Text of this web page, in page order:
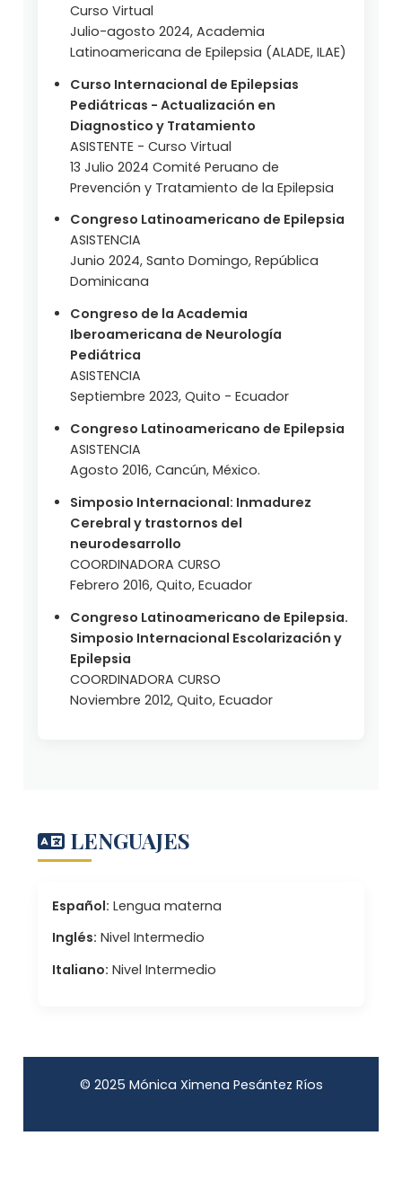
Curso Virtual
Julio-agosto 2024, Academia
Latinoamericana de Epilepsia (ALADE, ILAE)
Curso Internacional de Epilepsias
Pediátricas - Actualización en
Diagnostico y Tratamiento
ASISTENTE - Curso Virtual
13 Julio 2024 Comité Peruano de
Prevención y Tratamiento de la Epilepsia
Congreso Latinoamericano de Epilepsia
ASISTENCIA
Junio 2024, Santo Domingo, República
Dominicana
Congreso de la Academia
Iberoamericana de Neurología
Pediátrica
ASISTENCIA
Septiembre 2023, Quito - Ecuador
Congreso Latinoamericano de Epilepsia
ASISTENCIA
Agosto 2016, Cancún, México.
Simposio Internacional: Inmadurez
Cerebral y trastornos del
neurodesarrollo
COORDINADORA CURSO
Febrero 2016, Quito, Ecuador
Congreso Latinoamericano de Epilepsia.
Simposio Internacional Escolarización y
Epilepsia
COORDINADORA CURSO
Noviembre 2012, Quito, Ecuador
LENGUAJES
Español: Lengua materna
Inglés: Nivel Intermedio
Italiano: Nivel Intermedio
© 2025 Mónica Ximena Pesántez Ríos